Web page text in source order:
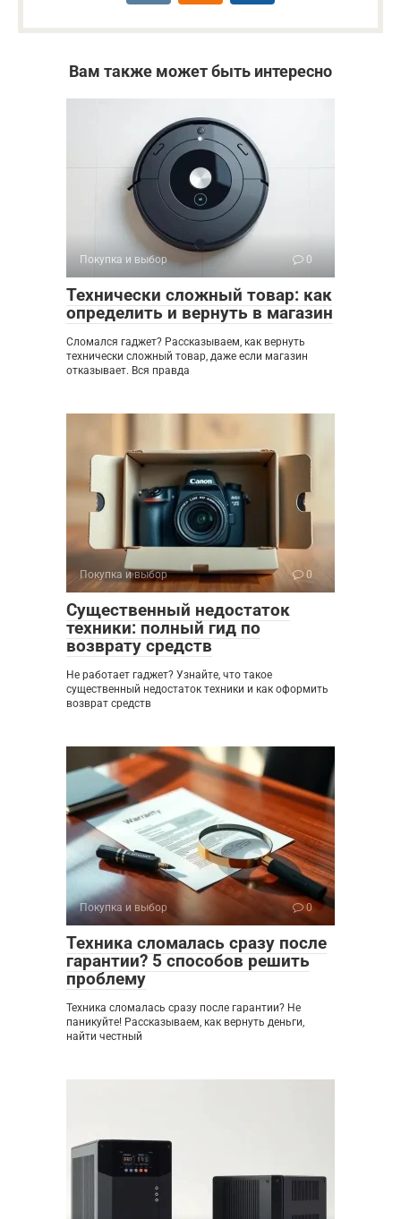
Вам также может быть интересно
Покупка и выбор 0
Технически сложный товар: как
определить и вернуть в магазин
Сломался гаджет? Рассказываем, как вернуть
технически сложный товар, даже если магазин
отказывает. Вся правда
Покупка и выбор 0
Существенный недостаток
техники: полный гид по
возврату средств
Не работает гаджет? Узнайте, что такое
существенный недостаток техники и как оформить
возврат средств
Покупка и выбор 0
Техника сломалась сразу после
гарантии? 5 способов решить
проблему
Техника сломалась сразу после гарантии? Не
паникуйте! Рассказываем, как вернуть деньги,
найти честный